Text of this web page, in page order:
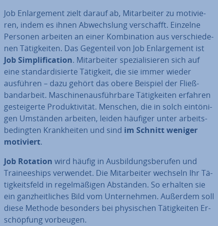
Job En­lar­ge­ment zielt darauf ab, Mit­ar­bei­ter zu mo­ti­vie­
ren, indem es ihnen Ab­wechs­lung ver­schafft. Einzelne
Personen arbeiten an einer Kom­bi­na­ti­on aus ver­schie­de­
nen Tä­tig­kei­ten. Das Gegenteil von Job En­lar­ge­ment ist
Job Sim­pli­fi­ca­ti­on. Mit­ar­bei­ter spe­zia­li­sie­ren sich auf
eine stan­dar­di­sier­te Tätigkeit, die sie immer wieder
ausführen – dazu gehört das obere Beispiel der Fließ­
band­ar­beit. Ma­schi­nen­aus­führ­ba­re Tä­tig­kei­ten erfahren
ge­stei­ger­te Pro­duk­ti­vi­tät. Menschen, die in solch ein­tö­ni­
gen Umständen arbeiten, leiden häufiger unter ar­beits­
be­ding­ten Krank­hei­ten und sind im Schnitt weniger
motiviert.
Job Rotation wird häufig in Aus­bil­dungs­be­ru­fen und
Trai­nee­ships verwendet. Die Mit­ar­bei­ter wechseln Ihr Tä­
tig­keits­feld in re­gel­mä­ßi­gen Abständen. So erhalten sie
ein ganz­heit­li­ches Bild vom Un­ter­neh­men. Außerdem soll
diese Methode besonders bei phy­si­schen Tä­tig­kei­ten Er­
schöp­fung vorbeugen.